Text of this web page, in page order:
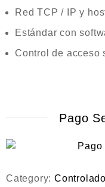
Red TCP / IP y
Estándar con
Control de acceso
Pago
Category: